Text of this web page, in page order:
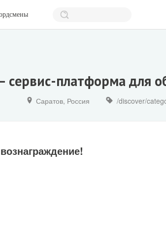
сервис-платформа для
Саратов, Россия /discover/